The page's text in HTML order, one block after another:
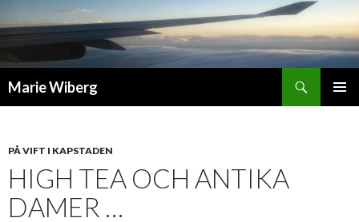
Marie Wiberg
PÅ VIFT I KAPSTADEN
HIGH TEA OCH ANTIKA
DAMER …